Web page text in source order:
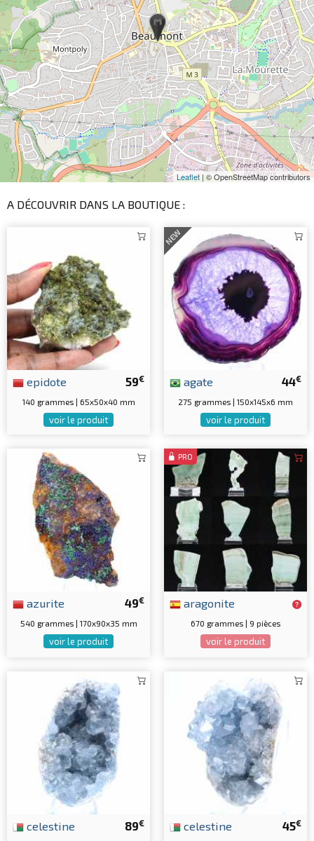
Leaflet | © OpenStreetMap contributors
A DÉCOUVRIR DANS LA BOUTIQUE :
59€
epidote
140 grammes | 65x50x40 mm
voir le produit
NEW
44€
agate
275 grammes | 150x145x6 mm
voir le produit
49€
azurite
540 grammes | 170x90x35 mm
voir le produit
PRO
aragonite
670 grammes | 9 pièces
voir le produit
89€
celestine 45€
celestine